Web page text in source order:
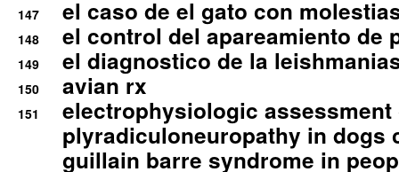
147 el caso de el gato con
148 el control del apareamiento de
149 el diagnostico de la
150 avian rx
151
electrophysiologic assessment
plyradiculoneuropathy in dogs
guillain barre syndrome in